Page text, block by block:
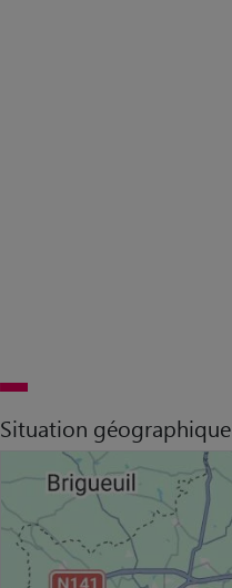
Situation géographique